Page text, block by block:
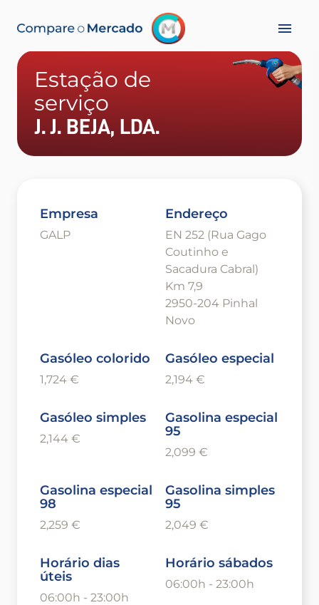
Estação de
serviço
J. J. BEJA, LDA.
Empresa
GALP
Endereço
EN 252 (Rua Gago
Coutinho e
Sacadura Cabral)
Km 7,9
2950-204 Pinhal
Novo
Gasóleo colorido
1,724 €
Gasóleo especial
2,194 €
Gasóleo simples
2,144 €
Gasolina especial
95
2,099 €
Gasolina especial
98
2,259 €
Gasolina simples
95
2,049 €
Horário dias
úteis
06:00h - 23:00h
Horário sábados
06:00h - 23:00h